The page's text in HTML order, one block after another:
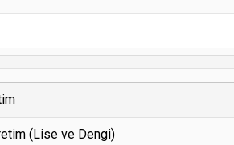
(Lise ve Dengi)